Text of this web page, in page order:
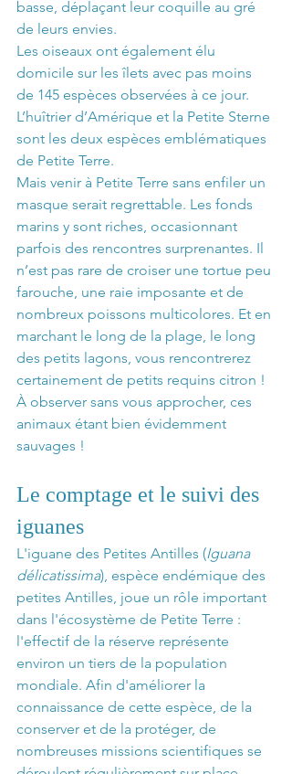
basse, déplaçant leur coquille au gré
de leurs envies.
Les oiseaux ont également élu
domicile sur les îlets avec pas moins
de 145 espèces observées à ce jour.
L’huîtrier d’Amérique et la Petite Sterne
sont les deux espèces emblématiques
de Petite Terre.
Mais venir à Petite Terre sans enfiler un
masque serait regrettable. Les fonds
marins y sont riches, occasionnant
parfois des rencontres surprenantes. Il
n’est pas rare de croiser une tortue peu
farouche, une raie imposante et de
nombreux poissons multicolores. Et en
marchant le long de la plage, le long
des petits lagons, vous rencontrerez
certainement de petits requins citron !
À observer sans vous approcher, ces
animaux étant bien évidemment
sauvages !
Le comptage et le suivi des
iguanes
L'iguane des Petites Antilles (Iguana
délicatissima), espèce endémique des
petites Antilles, joue un rôle important
dans l'écosystème de Petite Terre :
l'effectif de la réserve représente
environ un tiers de la population
mondiale. Afin d'améliorer la
connaissance de cette espèce, de la
conserver et de la protéger, de
nombreuses missions scientifiques se